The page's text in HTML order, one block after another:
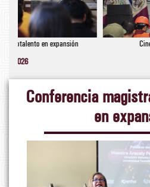
Cine con Ciencia,
Conferencia
en